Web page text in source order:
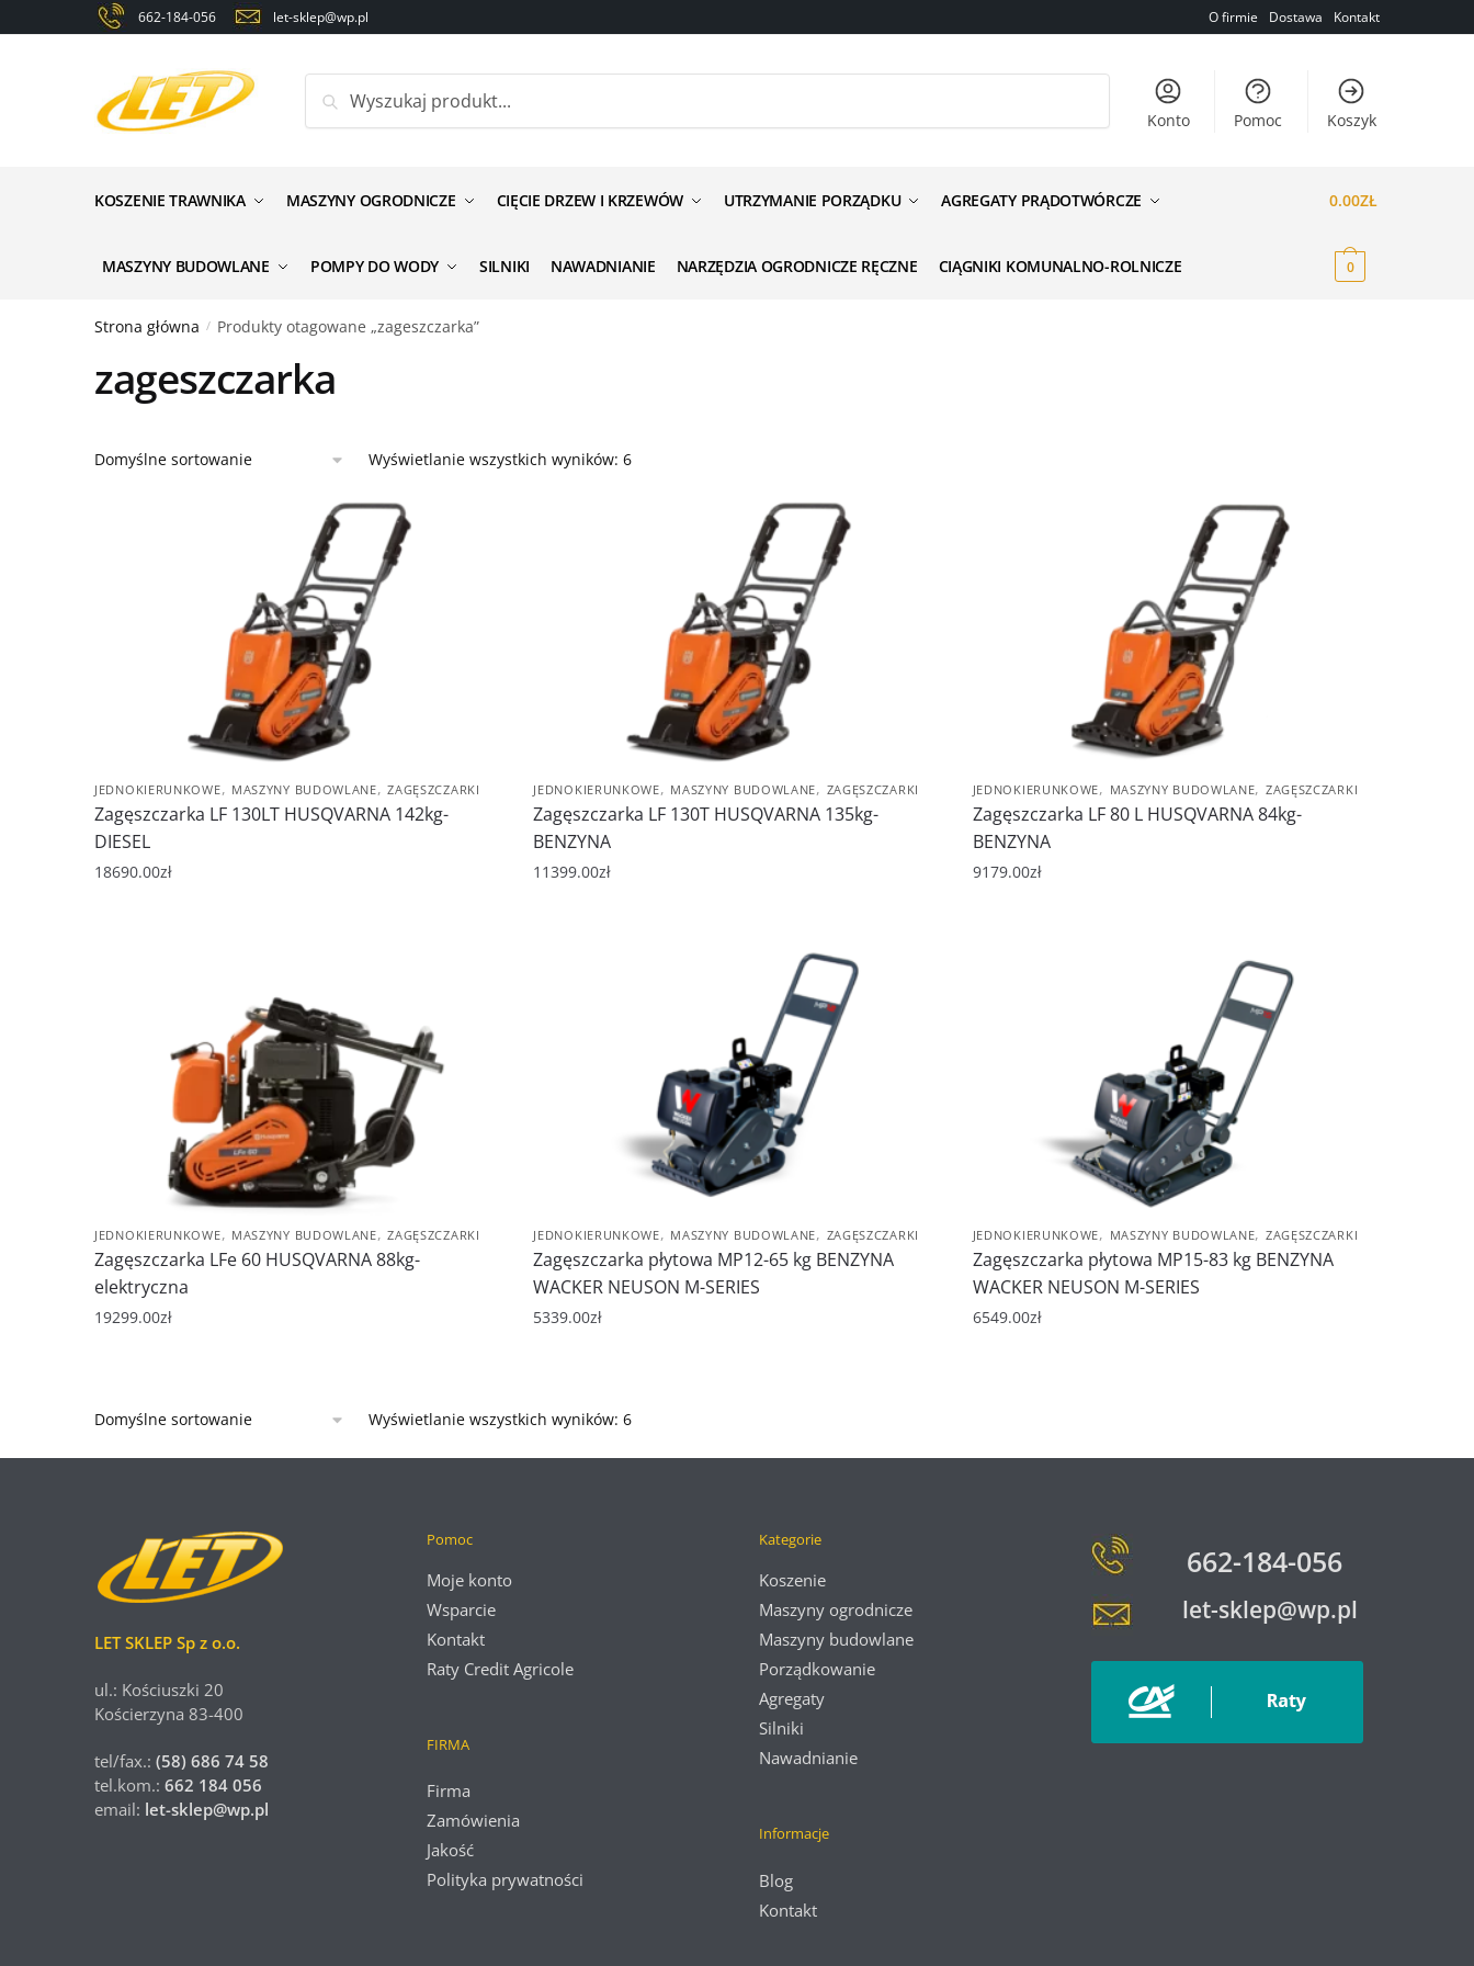
to
to
662-184-056 let-sklep@wp.pl O firmie Dostawa Kontakt
Konto
Pomoc Koszyk
KOSZENIE TRAWNIKA MASZYNY OGRODNICZE CIĘCIE DRZEW I KRZEWÓW UTRZYMANIE PORZĄDKU AGREGATY PRĄDOTWÓRCZE
MASZYNY BUDOWLANE POMPY DO WODY SILNIKI NAWADNIANIE NARZĘDZIA OGRODNICZE RĘCZNE CIĄGNIKI KOMUNALNO-ROLNICZE
0.00ZŁ
0
Strona główna / Produkty otagowane „zageszczarka”
zageszczarka
Wyświetlanie wszystkich wyników: 6
JEDNOKIERUNKOWE, MASZYNY BUDOWLANE,ZAGĘSZCZARKI
Zagęszczarka LF 130LT HUSQVARNA 142kg-
DIESEL
18690.00zł
JEDNOKIERUNKOWE, MASZYNY BUDOWLANE, ZAGĘSZCZARKI
Zagęszczarka LF 130T HUSQVARNA 135kg-
BENZYNA
11399.00zł
JEDNOKIERUNKOWE, MASZYNY BUDOWLANE, ZAGĘSZCZARKI
Zagęszczarka LF 80 L HUSQVARNA 84kg-
BENZYNA
9179.00zł
JEDNOKIERUNKOWE, MASZYNY BUDOWLANE,ZAGĘSZCZARKI
Zagęszczarka LFe 60 HUSQVARNA 88kg-
elektryczna
19299.00zł
JEDNOKIERUNKOWE, MASZYNY BUDOWLANE, ZAGĘSZCZARKI
Zagęszczarka płytowa MP12-65 kg BENZYNA
WACKER NEUSON M-SERIES
5339.00zł
JEDNOKIERUNKOWE, MASZYNY BUDOWLANE, ZAGĘSZCZARKI
Zagęszczarka płytowa MP15-83 kg BENZYNA
WACKER NEUSON M-SERIES
6549.00zł
Wyświetlanie wszystkich wyników: 6
LET SKLEP Sp z o.o.
ul.: Kościuszki 20
Kościerzyna 83-400
tel/fax.: (58) 686 74 58
tel.kom.: 662 184 056
email: let-sklep@wp.pl
Pomoc
Moje konto
Wsparcie
Kontakt
Raty Credit Agricole
FIRMA
Firma
Zamówienia
Jakość
Polityka prywatności
Kategorie
Koszenie
Maszyny ogrodnicze
Maszyny budowlane
Porządkowanie
Agregaty
Silniki
Nawadnianie
Informacje
Blog
Kontakt
662-184-056
let-sklep@wp.pl